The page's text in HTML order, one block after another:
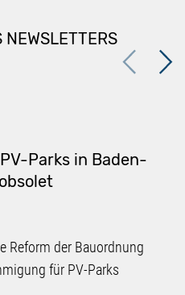
NEWSLETTERS
Previous
Parks in Baden-
Reform der Bauordnung
für PV-Parks
Next